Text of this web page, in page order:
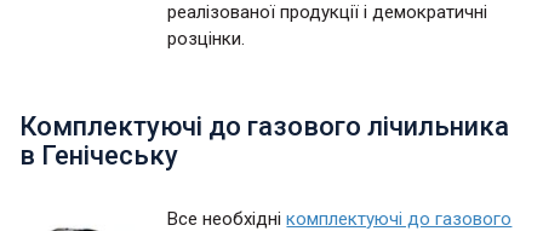
реалізованої продукції і демократичні
розцінки.
Комплектуючі до газового лічильника
в Генічеську
Все необхіднікомплектуючі до газового